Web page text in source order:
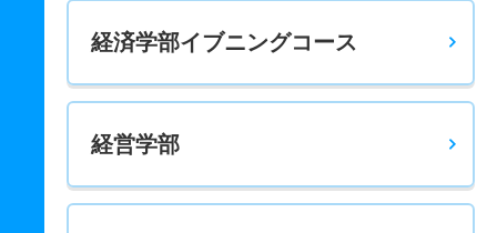
7人 4倍 10.40倍 44人 44人 11人 －
栄養科学科 一般 前期３均等英国地公数
経済学部イブニングコース
経営学部